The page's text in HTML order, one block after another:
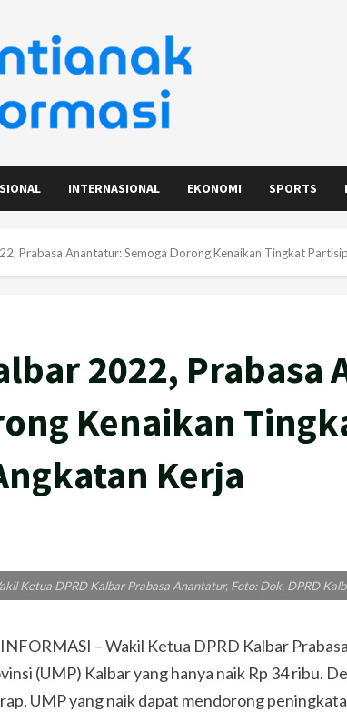
INTERNASIONAL EKONOMI SPORTS
Prabasa Anantatur: Semoga Dorong Kenaikan Tingkat
2022, Prabasa
Kenaikan
Kerja
Ketua DPRD Kalbar Prabasa Anantatur, Foto: Dok. DPRD
– Wakil Ketua DPRD Kalbar
(UMP) Kalbar yang hanya naik Rp 34 ribu.
UMP yang naik dapat mendorong